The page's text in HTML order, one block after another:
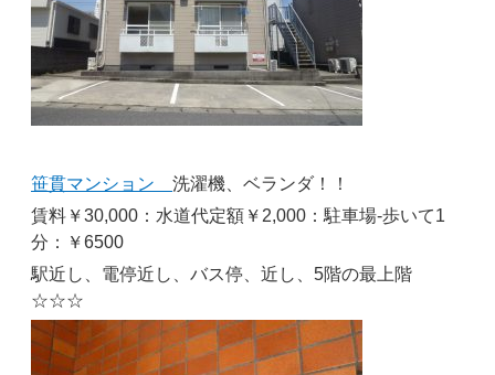
笹貫マンション 洗濯機、ベランダ！！
賃料￥30,000：水道代定額￥2,000：駐車場-歩いて1
分：￥6500
駅近し、電停近し、バス停、近し、5階の最上階
☆☆☆